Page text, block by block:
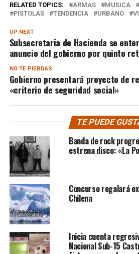
RELATED TOPICS: ARMAS MUSICA
PISTOLAS
TENDENCIA URBANO
UP NEXT
Subsecretaria de Hacienda se
anuncio del gobierno por quinto
NO TE PIERDAS
Gobierno presentará proyecto de
«criterio de seguridad social»
TE PUEDE
Banda de rock
estrena disco: «La
Concurso regalará
Chilena
Inicia cuenta
Nacional Sub-15